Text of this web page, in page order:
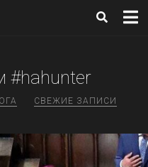
#hahunter
СВЕЖИЕ ЗАПИСИ